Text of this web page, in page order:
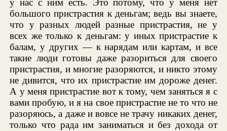
у нас с ним есть. Это потому, что у меня нет
большого пристрастия к деньгам; ведь вы знаете,
что у разных людей разные пристрастия, не у
всех же только к деньгам: у иных пристрастие к
балам, у других — к нарядам или картам, и все
такие люди готовы даже разориться для своего
пристрастия, и многие разоряются, и никто этому
не дивится, что их пристрастие им дороже денег.
А у меня пристрастие вот к тому, чем заняться я с
вами пробую, и я на свое пристрастие не то что не
разоряюсь, а даже и вовсе не трачу никаких денег,
только что рада им заниматься и без дохода от